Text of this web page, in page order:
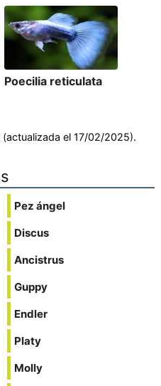
Poecilia reticulata
el 17/02/2025).
Pez ángel
Discus
Ancistrus
Guppy
Endler
Platy
Molly